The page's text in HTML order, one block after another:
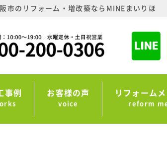
市のリフォーム・増改築ならMINEまいりほ
事例 お客様の声
voice
リフォーム
reform